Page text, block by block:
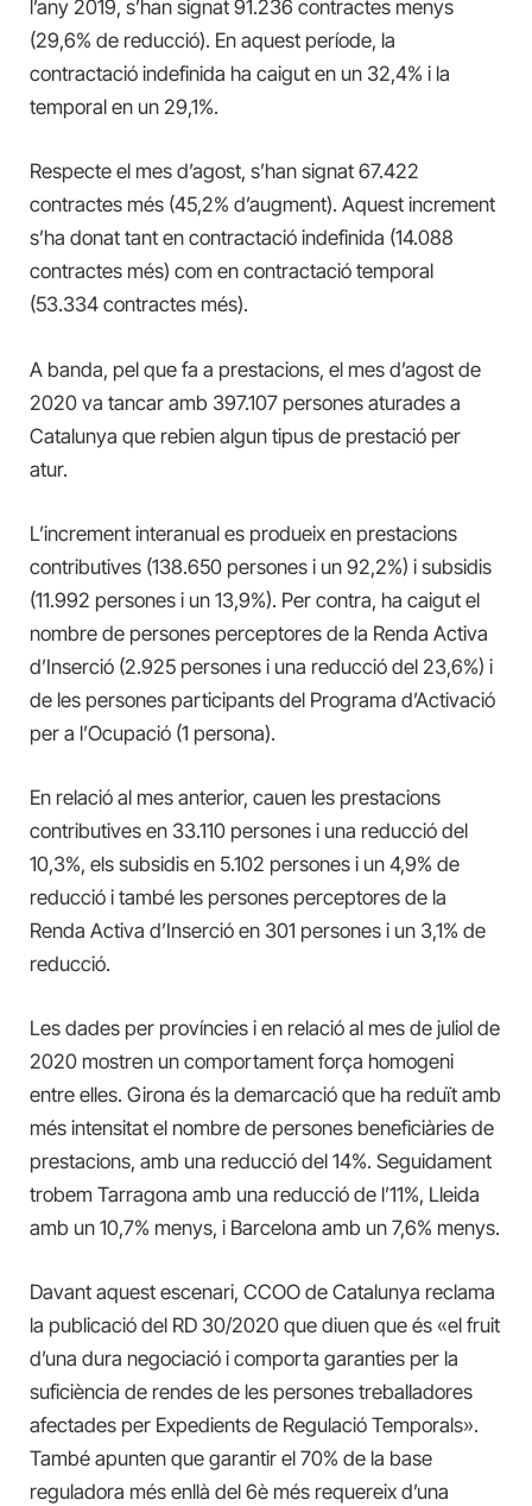
l’any 2019, s’han signat 91.236 contractes menys
(29,6% de reducció). En aquest període, la
contractació indefinida ha caigut en un 32,4% i la
temporal en un 29,1%.
Respecte el mes d’agost, s’han signat 67.422
contractes més (45,2% d’augment). Aquest increment
s’ha donat tant en contractació indefinida (14.088
contractes més) com en contractació temporal
(53.334 contractes més).
A banda, pel que fa a prestacions, el mes d’agost de
2020 va tancar amb 397.107 persones aturades a
Catalunya que rebien algun tipus de prestació per
atur.
L’increment interanual es produeix en prestacions
contributives (138.650 persones i un 92,2%) i subsidis
(11.992 persones i un 13,9%). Per contra, ha caigut el
nombre de persones perceptores de la Renda Activa
d’Inserció (2.925 persones i una reducció del 23,6%) i
de les persones participants del Programa d’Activació
per a l’Ocupació (1 persona).
En relació al mes anterior, cauen les prestacions
contributives en 33.110 persones i una reducció del
10,3%, els subsidis en 5.102 persones i un 4,9% de
reducció i també les persones perceptores de la
Renda Activa d’Inserció en 301 persones i un 3,1% de
reducció.
Les dades per províncies i en relació al mes de juliol de
2020 mostren un comportament força homogeni
entre elles. Girona és la demarcació que ha reduït amb
més intensitat el nombre de persones beneficiàries de
prestacions, amb una reducció del 14%. Seguidament
trobem Tarragona amb una reducció de l’11%, Lleida
amb un 10,7% menys, i Barcelona amb un 7,6% menys.
Davant aquest escenari, CCOO de Catalunya reclama
la publicació del RD 30/2020 que diuen que és «el fruit
d’una dura negociació i comporta garanties per la
suficiència de rendes de les persones treballadores
afectades per Expedients de Regulació Temporals».
També apunten que garantir el 70% de la base
reguladora més enllà del 6è més requereix d’una